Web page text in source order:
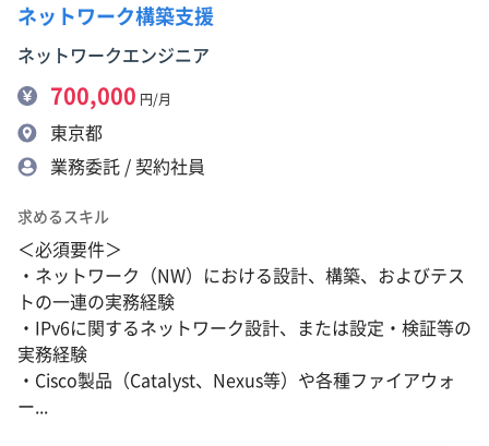
ネットワーク構築支援
ネットワークエンジニア
700,000 円/月
東京都
業務委託 / 契約社員
求めるスキル
＜必須要件＞
・ネットワーク（NW）における設計、構築、およびテス
トの一連の実務経験
・IPv6に関するネットワーク設計、または設定・検証等の
実務経験
・Cisco製品（Catalyst、Nexus等）や各種ファイアウォ
ー...